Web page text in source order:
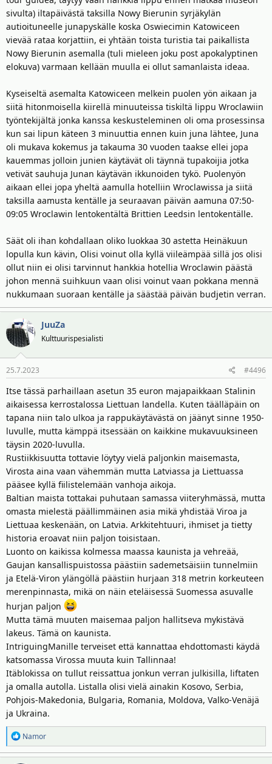
sivulta) iltapäivästä taksilla Nowy Bierunin syrjäkylän
autioituneelle junapyskälle koska Oswiecimin Katowiceen
vievää rataa korjattiin, ei yhtään toista turistia tai paikallista
Nowy Bierunin asemalla (tuli mieleen joku post apokalyptinen
elokuva) varmaan kellään muulla ei ollut samanlaista ideaa.
Kyseiseltä asemalta Katowiceen melkein puolen yön aikaan ja
siitä hitonmoisella kiirellä minuuteissa tiskiltä lippu Wroclawiin
työntekijältä jonka kanssa keskusteleminen oli oma prosessinsa
kun sai lipun käteen 3 minuuttia ennen kuin juna lähtee, Juna
oli mukava kokemus ja takauma 30 vuoden taakse ellei jopa
kauemmas jolloin junien käytävät oli täynnä tupakoijia jotka
vetivät sauhuja Junan käytävän ikkunoiden tykö. Puolenyön
aikaan ellei jopa yheltä aamulla hotelliin Wroclawissa ja siitä
taksilla aamusta kentälle ja seuraavan päivän aamuna 07:50-
09:05 Wroclawin lentokentältä Brittien Leedsin lentokentälle.
Säät oli ihan kohdallaan oliko luokkaa 30 astetta Heinäkuun
lopulla kun kävin, Olisi voinut olla kyllä viileämpää sillä jos olisi
ollut niin ei olisi tarvinnut hankkia hotellia Wroclawin päästä
johon mennä suihkuun vaan olisi voinut vaan pokkana mennä
nukkumaan suoraan kentälle ja säästää päivän budjetin verran.
JuuZa
Kulttuurispesialisti
25.7.2023 #4496
Itse tässä parhaillaan asetun 35 euron majapaikkaan Stalinin
aikaisessa kerrostalossa Liettuan landella. Kuten täälläpäin on
tapana niin talo ulkoa ja rappukäytävästä on jäänyt sinne 1950-
luvulle, mutta kämppä itsessään on kaikkine mukavuuksineen
täysin 2020-luvulla.
Rustiikkisuutta tottavie löytyy vielä paljonkin maisemasta,
Virosta aina vaan vähemmän mutta Latviassa ja Liettuassa
pääsee kyllä fiilistelemään vanhoja aikoja.
Baltian maista tottakai puhutaan samassa viiteryhmässä, mutta
omasta mielestä päällimmäinen asia mikä yhdistää Viroa ja
Liettuaa keskenään, on Latvia. Arkkitehtuuri, ihmiset ja tietty
historia eroavat niin paljon toisistaan.
Luonto on kaikissa kolmessa maassa kaunista ja vehreää,
Gaujan kansallispuistossa päästiin sademetsäisiin tunnelmiin
ja Etelä-Viron ylängöllä päästiin hurjaan 318 metrin korkeuteen
merenpinnasta, mikä on näin eteläisessä Suomessa asuvalle
hurjan paljon
Mutta tämä muuten maisemaa paljon hallitseva mykistävä
lakeus. Tämä on kaunista.
IntriguingManille terveiset että kannattaa ehdottomasti käydä
katsomassa Virossa muuta kuin Tallinnaa!
Itäblokissa on tullut reissattua jonkun verran julkisilla, liftaten
ja omalla autolla. Listalla olisi vielä ainakin Kosovo, Serbia,
Pohjois-Makedonia, Bulgaria, Romania, Moldova, Valko-Venäjä
ja Ukraina.
R
e
a
Namor